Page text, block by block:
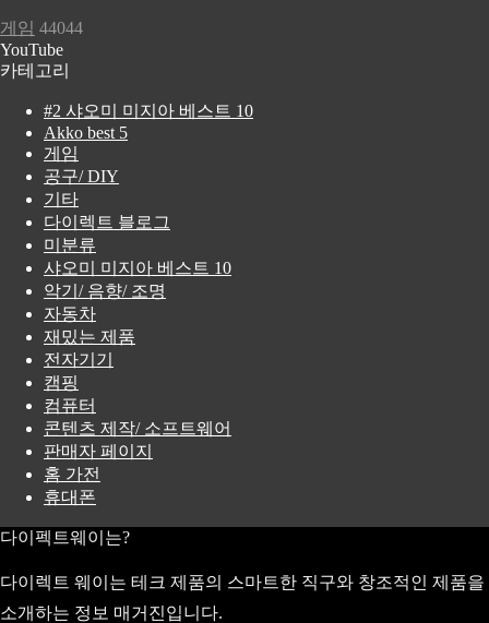
게임 44044
YouTube
카테고리
#2 샤오미 미지아 베스트 10
Akko best 5
게임
공구/ DIY
기타
다이렉트 블로그
미분류
샤오미 미지아 베스트 10
악기/ 음향/ 조명
자동차
재밌는 제품
전자기기
캠핑
컴퓨터
콘텐츠 제작/ 소프트웨어
판매자 페이지
홈 가전
휴대폰
다이펙트웨이는?
다이렉트 웨이는 테크 제품의 스마트한 직구와 창조적인 제품을
소개하는 정보 매거진입니다.